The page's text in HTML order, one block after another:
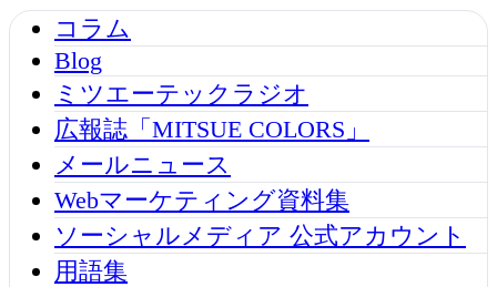
コラム
Blog
ミツエーテックラジオ
広報誌「MITSUE COLORS」
メールニュース
Webマーケティング資料集
ソーシャルメディア 公式アカウント
用語集